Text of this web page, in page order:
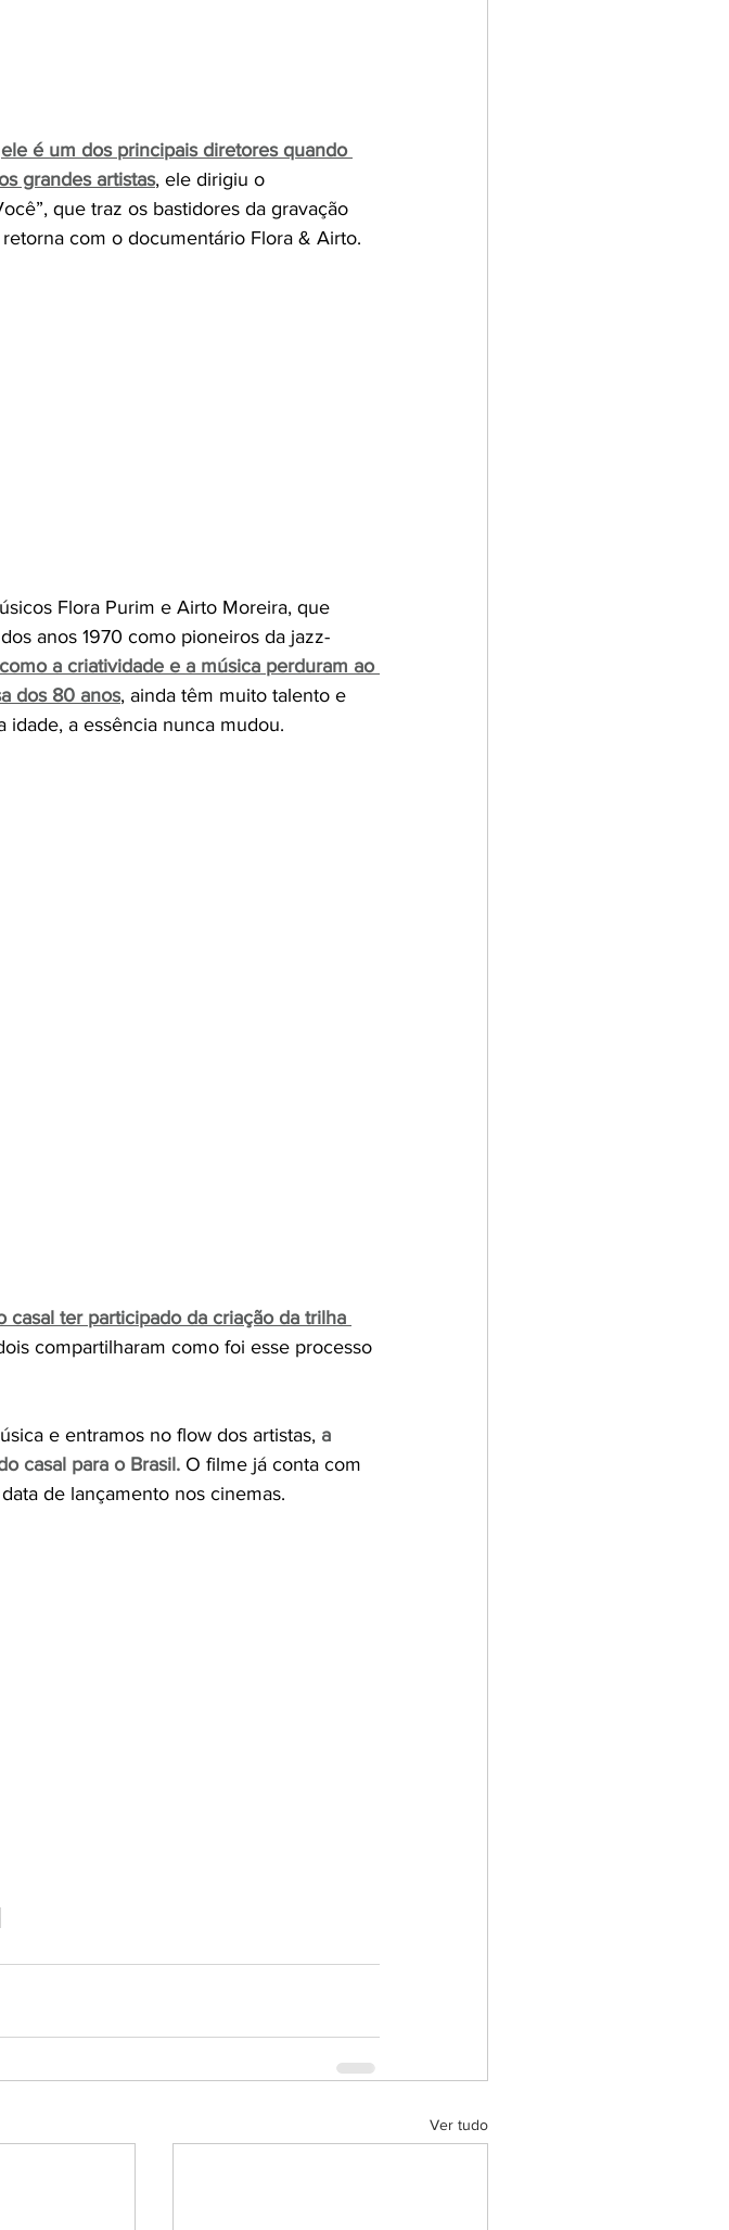
ele é um dos principais diretores quando
grandes artistas, ele dirigiu o
que traz os bastidores da gravação
com o documentário Flora & Airto.
Flora Purim e Airto Moreira, que
anos 1970 como pioneiros da jazz-
a criatividade e a música perduram ao
dos 80 anos, ainda têm muito talento e
idade, a essência nunca mudou.
casal ter participado da criação da trilha
compartilharam como foi esse processo
e entramos no flow dos artistas, a
casal para o Brasil. O filme já conta com
de lançamento nos cinemas.
Ver tudo